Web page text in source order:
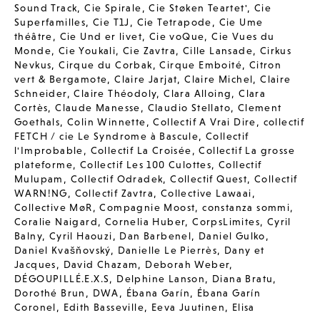
Sound Track,Cie Spirale,Cie Støken Teartet', Cie
Superfamilles,Cie T1J , Cie Tetrapode, Cie Ume
théâtre, Cie Und er livet, Cie voQue,Cie Vues du
Monde, Cie Youkali,Cie Zavtra, Cille Lansade, Cirkus
Nevkus,Cirque du Corbak,Cirque Emboité, Citron
vert & Bergamote,Claire Jarjat,Claire Michel,Claire
Schneider,Claire Théodoly,Clara Alloing,Clara
Cortès,Claude Manesse, Claudio Stellato, Clement
Goethals,Colin Winnette,Collectif A Vrai Dire, collectif
FETCH / cie Le Syndrome à Bascule,Collectif
l'Improbable, Collectif La Croisée,Collectif La grosse
plateforme, Collectif Les 100 Culottes,Collectif
Mulupam , Collectif Odradek,Collectif Quest,Collectif
WARN!NG, Collectif Zavtra, Collective Lawaai,
Collective MøR,Compagnie Moost,constanza sommi,
Coralie Naigard, Cornelia Huber,CorpsLimites, Cyril
Balny, Cyril Haouzi, Dan Barbenel, Daniel Gulko,
Daniel Kvašňovský, Danielle Le Pierrès, Dany et
Jacques, David Chazam, Deborah Weber,
DÉGOUPILLÉ.E.X.S, Delphine Lanson, Diana Bratu,
Dorothé Brun , DWA, Ébana Garín, Ébana Garín
Coronel, Edith Basseville, Eeva Juutinen, Elisa